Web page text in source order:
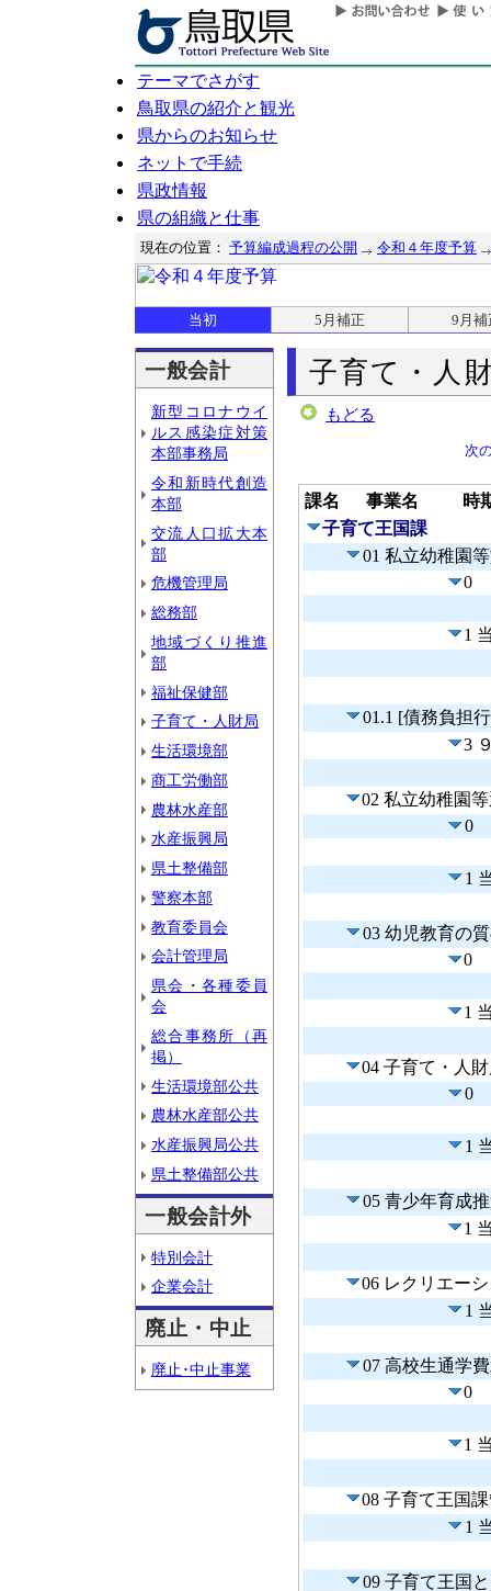
テーマでさがす
鳥取県の紹介と観光
県からのお知らせ
ネットで手続
県政情報
県の組織と仕事
現在の位置： 予算編成過程の公開 令和４年度予算
当初 5月補正 9月補
一般会計
新型コロナウイ
ルス感染症対策
本部事務局
令和新時代創造
本部
交流人口拡大本
部
危機管理局
総務部
地域づくり推進
部
福祉保健部
子育て・人財局
生活環境部
商工労働部
農林水産部
水産振興局
県土整備部
警察本部
教育委員会
会計管理局
県会・各種委員
会
総合事務所（再
掲）
生活環境部公共
農林水産部公共
水産振興局公共
県土整備部公共
一般会計外
特別会計
企業会計
廃止・中止
廃止･中止事業
子育て・人
もどる
次
課名 事業名
時
子育て王国課
01 私立幼稚園
0
1
01.1 [債務負担
3
02 私立幼稚園
0
1
03 幼児教育の
0
1
04 子育て・人
0
1
05 青少年育成
1
06 レクリエー
1
07 高校生通学
0
1
08 子育て王国
1
09 子育て王国